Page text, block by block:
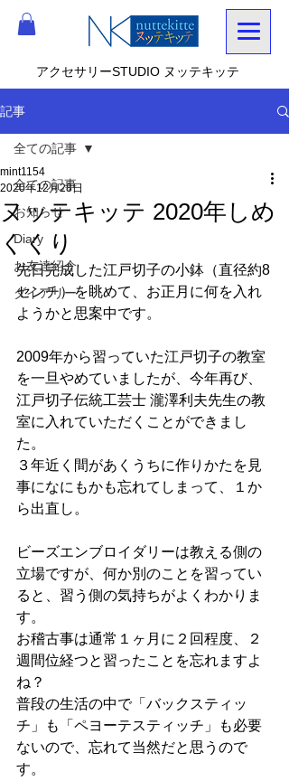
アクセサリーSTUDIO ヌッテキッテ
記事
全ての記事
お知らせ
Diary
お友達紹介
ダイアリー
全ての記事
ヌッテキッテ 2020年しめ
くくり
mint1154
2020年12月28日
先日完成した江戸切子の小鉢（直径約8
センチ）を眺めて、お正月に何を入れ
ようかと思案中です。
2009年から習っていた江戸切子の教室
を一旦やめていましたが、今年再び、
江戸切子伝統工芸士 瀧澤利夫先生の教
室に入れていただくことができまし
た。
３年近く間があくうちに作りかたを見
事になにもかも忘れてしまって、１か
ら出直し。
ビーズエンブロイダリーは教える側の
立場ですが、何か別のことを習ってい
ると、習う側の気持ちがよくわかりま
す。
お稽古事は通常１ヶ月に２回程度、２
週間位経つと習ったことを忘れますよ
ね？
普段の生活の中で「バックスティッ
チ」も「ペヨーテスティッチ」も必要
ないので、忘れて当然だと思うので
す。